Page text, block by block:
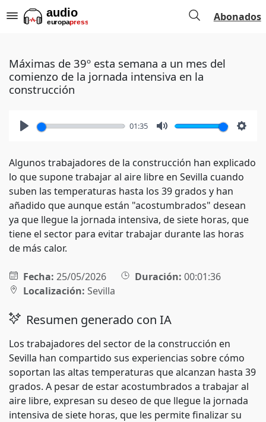
Abonados
Máximas de 39º esta semana a un mes del
comienzo de la jornada intensiva en la
construcción
01:35
Algunos trabajadores de la construcción han explicado
lo que supone trabajar al aire libre en Sevilla cuando
suben las temperaturas hasta los 39 grados y han
añadido que aunque están "acostumbrados" desean
ya que llegue la jornada intensiva, de siete horas, que
tiene el sector para evitar trabajar durante las horas
de más calor.
Fecha: 25/05/2026 Duración: 00:01:36
Localización: Sevilla
Resumen generado con IA
Los trabajadores del sector de la construcción en
Sevilla han compartido sus experiencias sobre cómo
soportan las altas temperaturas que alcanzan hasta 39
grados. A pesar de estar acostumbrados a trabajar al
aire libre, expresan su deseo de que llegue la jornada
intensiva de siete horas, que les permite finalizar su